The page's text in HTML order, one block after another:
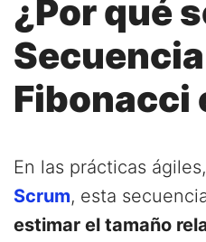
¿Por qué
Fibonacci
En las prácticas
Scrum, esta
estimar el tamaño